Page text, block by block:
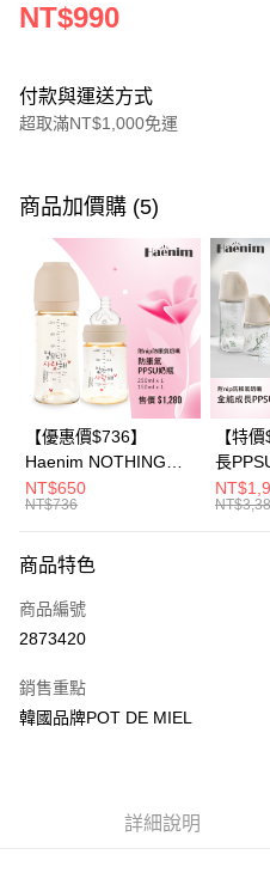
NT$990
付款與運送方式
超取滿NT$1,000免運
信用卡一次付款
信用卡分期付款
3 期 0 利率 每期 NT$330
合作金庫商業銀行
華南商業銀行
上海商業儲蓄銀行
國泰世華商業銀行
臺灣中小企業銀行
匯豐（台灣）商業銀行
元大商業銀行
台灣樂天信用卡公司
6 期 0 利率 每期NT$165
合作金庫商業銀行
華南商業銀行
上海商業儲蓄銀行
國泰世華商業銀行
臺灣中小企業銀行
匯豐（台灣）商業銀行
聯邦商業銀行
玉山商業銀行
台灣樂天信用卡公司
超商取貨付款
LINE Pay
Apple Pay
悠遊付
相關說明
【大哥付你分期使用說明】
2.付款方式選擇「大哥付你分期」，
流程，驗證手機門號後，選擇欲分期
成交易。
法說明評估內容。
【繳款方式說明】
相關說明
【關於「AFTEE先享後付」】
３．安心：先確認商品／服務後，再付
商品加價購 (5)
【優惠價$736】
Haenim NOTHING™
多合一PPSU防脹氣奶
瓶 2入組
NT$650
NT$736
【特
長
(PPSU
商品特色
商品編號
2873420
銷售重點
韓國品牌POT DE MIEL
詳細說明